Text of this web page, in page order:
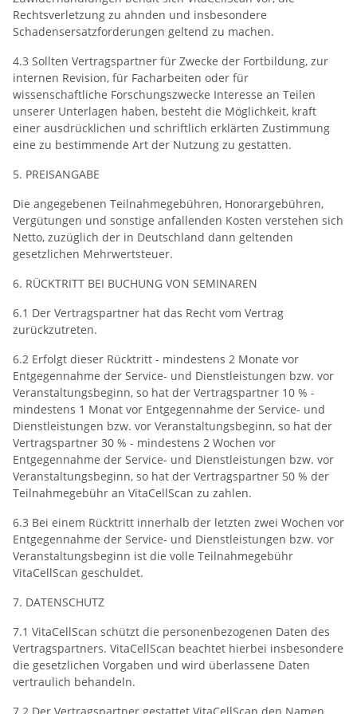
Rechtsverletzung zu ahnden und insbesondere
Schadensersatzforderungen geltend zu machen.
4.3 Sollten Vertragspartner für Zwecke der Fortbildung, zur
internen Revision, für Facharbeiten oder für
wissenschaftliche Forschungszwecke Interesse an Teilen
unserer Unterlagen haben, besteht die Möglichkeit, kraft
einer ausdrücklichen und schriftlich erklärten Zustimmung
eine zu bestimmende Art der Nutzung zu gestatten.
5. PREISANGABE
Die angegebenen Teilnahmegebühren, Honorargebühren,
Vergütungen und sonstige anfallenden Kosten verstehen sich
Netto, zuzüglich der in Deutschland dann geltenden
gesetzlichen Mehrwertsteuer.
6. RÜCKTRITT BEI BUCHUNG VON SEMINAREN
6.1 Der Vertragspartner hat das Recht vom Vertrag
zurückzutreten.
6.2 Erfolgt dieser Rücktritt - mindestens 2 Monate vor
Entgegennahme der Service- und Dienstleistungen bzw. vor
Veranstaltungsbeginn, so hat der Vertragspartner 10 % -
mindestens 1 Monat vor Entgegennahme der Service- und
Dienstleistungen bzw. vor Veranstaltungsbeginn, so hat der
Vertragspartner 30 % - mindestens 2 Wochen vor
Entgegennahme der Service- und Dienstleistungen bzw. vor
Veranstaltungsbeginn, so hat der Vertragspartner 50 % der
Teilnahmegebühr an VitaCellScan zu zahlen.
6.3 Bei einem Rücktritt innerhalb der letzten zwei Wochen vor
Entgegennahme der Service- und Dienstleistungen bzw. vor
Veranstaltungsbeginn ist die volle Teilnahmegebühr
VitaCellScan geschuldet.
7. DATENSCHUTZ
7.1 VitaCellScan schützt die personenbezogenen Daten des
Vertragspartners. VitaCellScan beachtet hierbei insbesondere
die gesetzlichen Vorgaben und wird überlassene Daten
vertraulich behandeln.